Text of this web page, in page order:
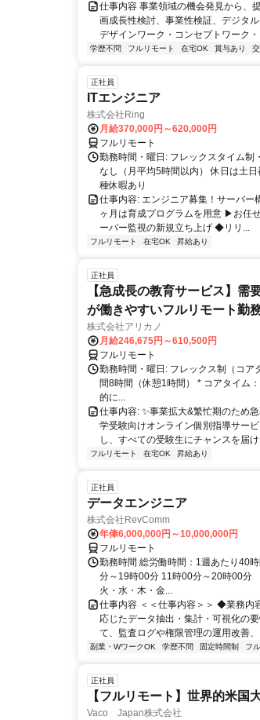
仕事内容 事業領域の機会発見から、
画成長性検討、事業性検証、デジタ
デザインワーク・コンセプトワーク
学歴不問 フルリモート 在宅OK 賞与あり
正社員
ITエンジニア
株式会社Ring
月給370,000円～620,000円
フルリモート
勤務時間・曜日: フレックスタイム
なし（月平均5時間以内） 休日は土
種休暇あり
仕事内容: エンジニア募集！サーバー
ヶ月は育成プログラムを用意 ▶お任
ーバー監視の新規立ち上げ ◆リリ...
フルリモート 在宅OK 昇給あり
正社員
【急成長の教育サービス】
が働きやすいフルリモート勤
株式会社アリカノ
月給246,675円～610,500円
フルリモート
勤務時間・曜日: フレックス制（コ
間8時間（休憩1時間） * コアタイム
的に...
仕事内容: ✨️事業拡大&繁忙期のため
学受験向けオンライン個別指導サー
し、すべての受験生にチャンスを届
フルリモート 在宅OK 昇給あり
正社員
データエンジニア
株式会社RevComm
年俸6,000,000円～10,000,000円
フルリモート
勤務時間 総労働時間：1週あたり40
分～19時00分 11時00分～20時00分
火・水・木・金...
仕事内容 ＜＜仕事内容＞＞ ◆業務内
応じたデータ抽出・集計・可視化の
て、監査ログや権限管理の運用改善
副業・WワークOK 学歴不問 固定時間制 フ
正社員
【フルリモート】世界的米国
Vaco Japan株式会社